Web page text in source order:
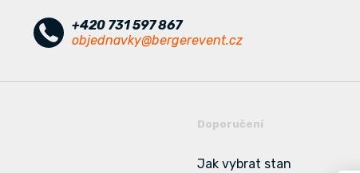
+420 731 597 867
objednavky@bergerevent.cz
Doporučení
Jak vybrat stan